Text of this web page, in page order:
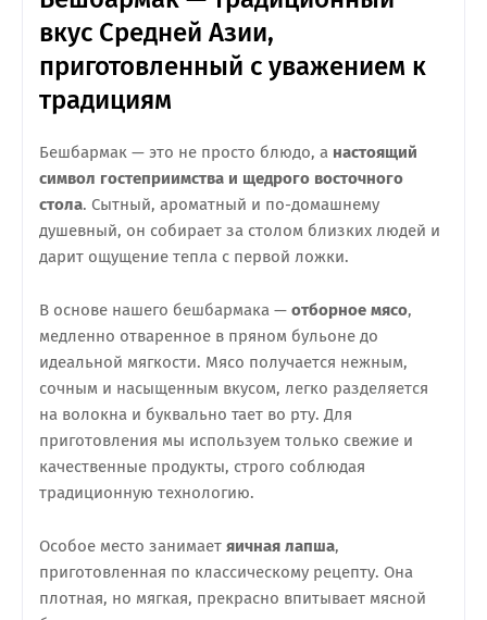
вкус Средней Азии,
приготовленный с уважением к
традициям
Бешбармак — это не просто блюдо, а настоящий
символ гостеприимства и щедрого восточного
стола. Сытный, ароматный и по-домашнему
душевный, он собирает за столом близких людей и
дарит ощущение тепла с первой ложки.
В основе нашего бешбармака — отборное мясо,
медленно отваренное в пряном бульоне до
идеальной мягкости. Мясо получается нежным,
сочным и насыщенным вкусом, легко разделяется
на волокна и буквально тает во рту. Для
приготовления мы используем только свежие и
качественные продукты, строго соблюдая
традиционную технологию.
Особое место занимает яичная лапша,
приготовленная по классическому рецепту. Она
плотная, но мягкая, прекрасно впитывает мясной